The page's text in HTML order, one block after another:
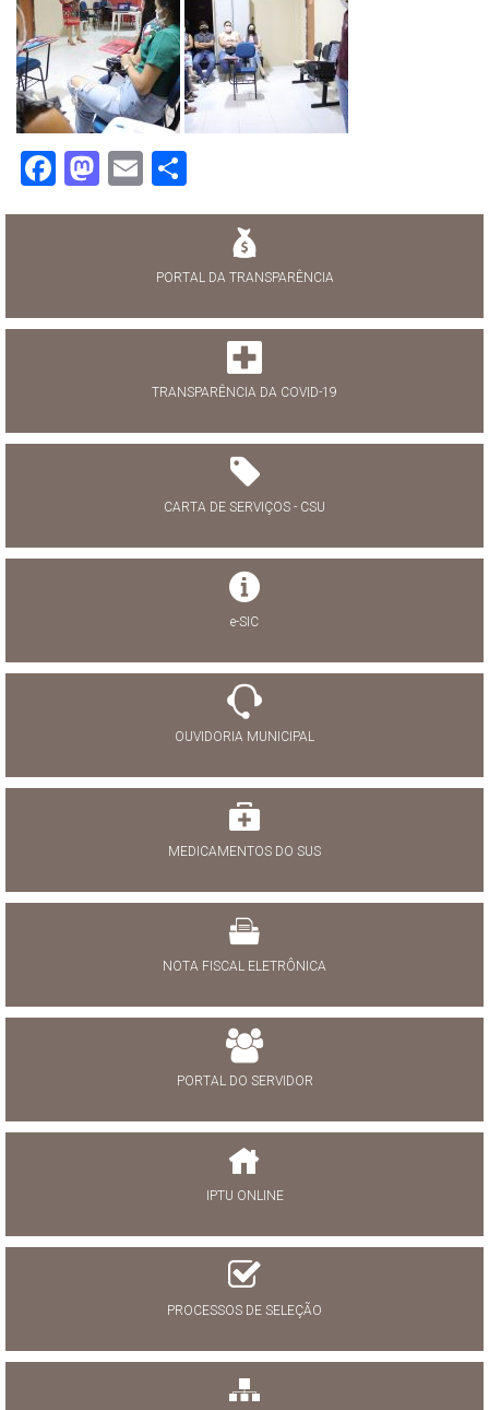
Facebook
Mastodon
Email
PORTAL DA TRANSPARÊNCIA
TRANSPARÊNCIA DA COVID-19
CARTA DE SERVIÇOS - CSU
e-SIC
OUVIDORIA MUNICIPAL
MEDICAMENTOS DO SUS
NOTA FISCAL ELETRÔNICA
PORTAL DO SERVIDOR
IPTU ONLINE
PROCESSOS DE SELEÇÃO